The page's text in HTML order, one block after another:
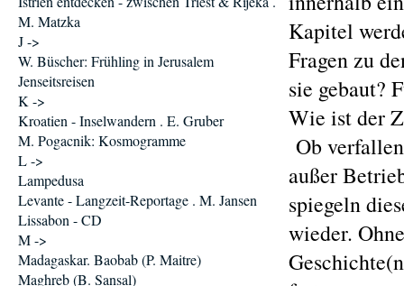
Kapitel
Fragen zu
sie gebaut?
Wie ist der
Ob
außer
spiegeln
wieder.
M. Matzka
J ->
W. Büscher: Frühling in Jerusalem
Jenseitsreisen
K ->
Kroatien - Inselwandern . E. Gruber
M. Pogacnik: Kosmogramme
L ->
Lampedusa
Levante - Langzeit-Reportage . M. Jansen
Lissabon - CD
M ->
Madagaskar. Baobab (P. Maitre)
Maghreb (B. Sansal)